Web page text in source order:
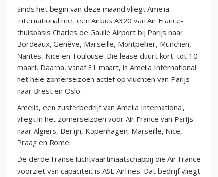
Sinds het begin van deze maand vliegt Amelia
International met een Airbus A320 van Air France-
thuisbasis Charles de Gaulle Airport bij Parijs naar
Bordeaux, Genève, Marseille, Montpellier, München,
Nantes, Nice en Toulouse. Die lease duurt kort: tot 10
maart. Daarna, vanaf 31 maart, is Amelia International
het hele zomerseizoen actief op vluchten van Parijs
naar Brest en Oslo.
Amelia, een zusterbedrijf van Amelia International,
vliegt in het zomerseizoen voor Air France van Parijs
naar Algiers, Berlijn, Kopenhagen, Marseille, Nice,
Praag en Rome.
De derde Franse luchtvaartmaatschappij die Air France
voorziet van capaciteit is ASL Airlines. Dat bedrijf vliegt